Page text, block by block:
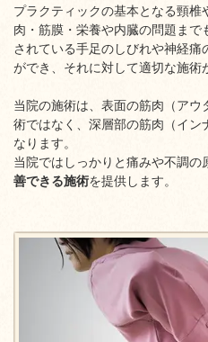
プラクティックの基本となる頸
肉・筋膜・栄養や内臓の問題まで
されている手足のしびれや神経痛
ができ、それに対して適切な施術
当院の施術は、表面の筋肉（ア
術ではなく、深層部の筋肉（イン
なります。
当院ではしっかりと痛みや不調の
善できる施術を提供します。